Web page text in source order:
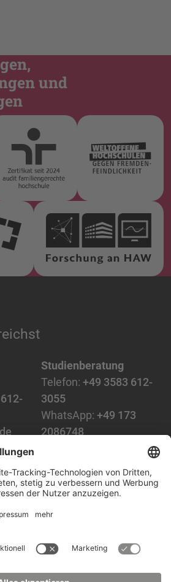
und
Studienberatung
Telefon: +49 3583 612-
3055
WhatsApp: +49 173
2086748
Datenschutz
Presse